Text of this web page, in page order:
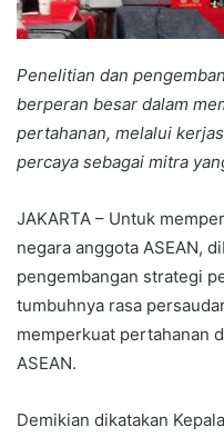
Penelitian dan
berperan besar dalam
pertahanan, melalui
percaya sebagai mitra
JAKARTA – Untuk
negara anggota ASEAN,
pengembangan strategi
tumbuhnya rasa
memperkuat pertahanan
ASEAN.
Demikian dikatakan